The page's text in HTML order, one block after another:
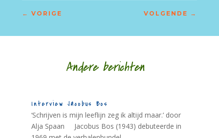
← VORIGE VOLGENDE →
Andere berichten
Interview Jacobus Bos
‘Schrijven is mijn leeflijn zeg ik altijd maar.’ door
Alja Spaan Jacobus Bos (1943) debuteerde in